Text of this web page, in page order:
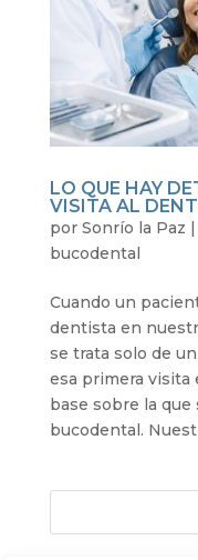
LO QUE HAY
VISITA AL
por Sonrío la Paz |
bucodental
Cuando un
dentista en
se trata solo de
esa primera visita
base sobre la
bucodental.